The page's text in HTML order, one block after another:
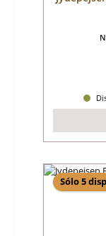
Sólo 5